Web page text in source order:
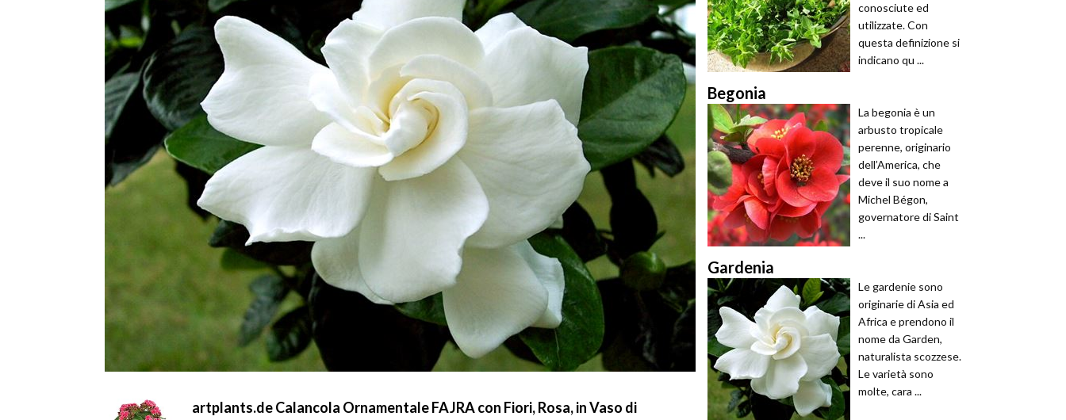
artplants.de Calancola Ornamentale FAJRA con Fiori, Rosa, in Vaso di
conosciute ed
utilizzate. Con
questa definizione si
indicano qu ...
Begonia
La begonia è un
arbusto tropicale
perenne, originario
dell’America, che
deve il suo nome a
Michel Bégon,
governatore di Saint
...
Gardenia
Le gardenie sono
originarie di Asia ed
Africa e prendono il
nome da Garden,
naturalista scozzese.
Le varietà sono
molte, cara ...